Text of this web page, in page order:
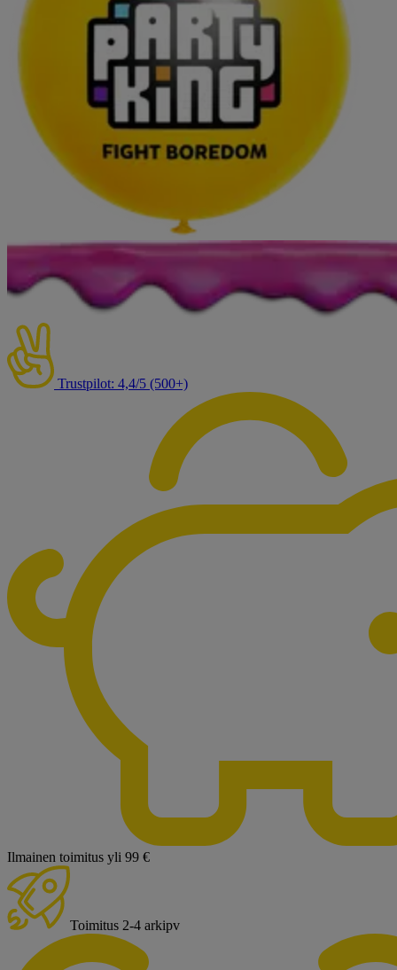
Trustpilot: 4,4/5 (500+)
Ilmainen toimitus yli 99 €
Toimitus 2-4 arkipv